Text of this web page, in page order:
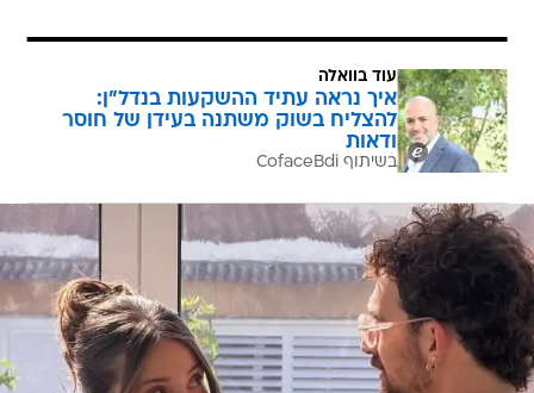
עוד בוואלה
איך נראה עתיד ההשקעות בנדל"ן:
להצליח בשוק משתנה בעידן של חוסר
ודאות
בשיתוף CofaceBdi